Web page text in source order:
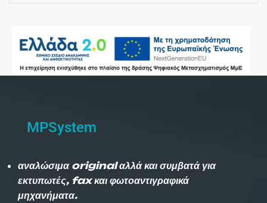
MPSystem
αναλώσιμα original αλλά και συμβατά για
εκτυπωτές, fax και φωτοαντιγραφικά
μηχανήματα.